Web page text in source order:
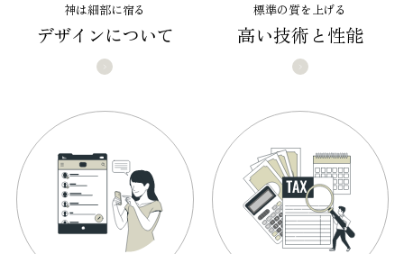
神は細部に宿る
デザインについて
標準の質を上げる
高い技術と性能